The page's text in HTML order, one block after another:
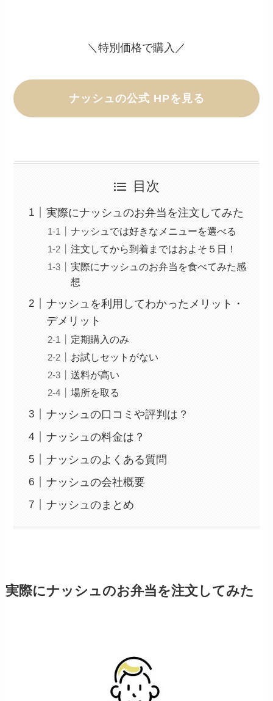
＼特別価格で購入／
ナッシュの公式 HPを見る
目次
実際にナッシュのお弁当を注文してみた
ナッシュでは好きなメニューを選べる
注文してから到着まではおよそ５日！
実際にナッシュのお弁当を食べてみた感
想
ナッシュを利用してわかったメリット・
デメリット
定期購入のみ
お試しセットがない
送料が高い
場所を取る
ナッシュの口コミや評判は？
ナッシュの料金は？
ナッシュのよくある質問
ナッシュの会社概要
ナッシュのまとめ
実際にナッシュのお弁当を注文してみた